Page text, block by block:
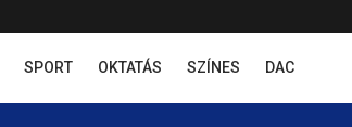
SPORT OKTATÁS SZÍNES DAC